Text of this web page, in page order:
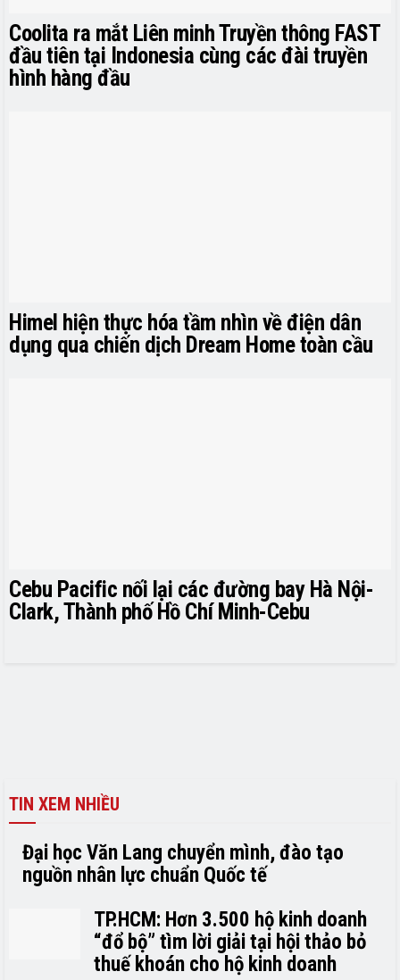
Coolita ra mắt Liên minh Truyền thông FAST
đầu tiên tại Indonesia cùng các đài truyền
hình hàng đầu
Himel hiện thực hóa tầm nhìn về điện dân
dụng qua chiến dịch Dream Home toàn cầu
Cebu Pacific nối lại các đường bay Hà Nội-
Clark, Thành phố Hồ Chí Minh-Cebu
TIN XEM NHIỀU
Đại học Văn Lang chuyển mình, đào tạo
nguồn nhân lực chuẩn Quốc tế
TP.HCM: Hơn 3.500 hộ kinh doanh
“đổ bộ” tìm lời giải tại hội thảo bỏ
thuế khoán cho hộ kinh doanh